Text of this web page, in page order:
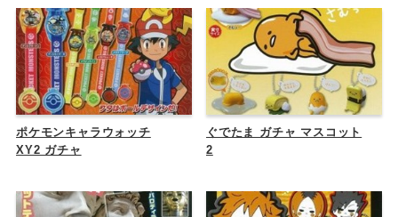
ポケモンキャラウォッチ
XY2 ガチャ
ぐでたま ガチャ マスコット
2